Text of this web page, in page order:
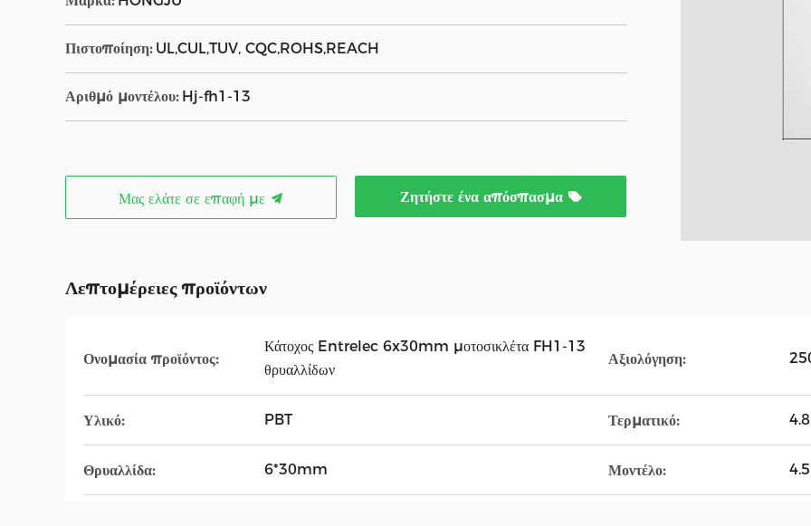
Πιστοποίηση: UL,CUL,TUV, CQC,ROHS,REACH
Αριθμό μοντέλου: Hj-fh1-13
Μας ελάτε σε επαφή με Ζητήστε ένα απόσπασμα
Λεπτομέρειες προϊόντων
Ονομασία προϊόντος:
Κάτοχος Entrelec 6x30mm μοτοσικλέτα FH1-13
θρυαλλίδων
Αξιολόγηση:
Υλικό: PBT Τερματικό:
Θρυαλλίδα: 6*30mm Μοντέλο: